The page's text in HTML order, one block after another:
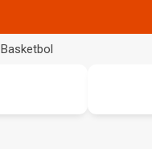
Basketbol